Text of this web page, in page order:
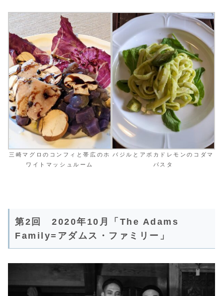
三崎マグロのコンフィと帯広のホ
ワイトマッシュルーム
バジルとアボカドレモンのコダマ
パスタ
第2回 2020年10月「The Adams
Family=アダムス・ファミリー」